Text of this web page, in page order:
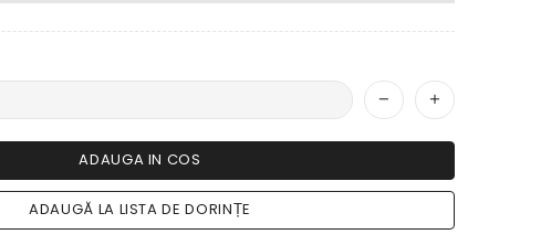
ADAUGA IN COS
ADAUGĂ LA LISTA DE DORINȚE